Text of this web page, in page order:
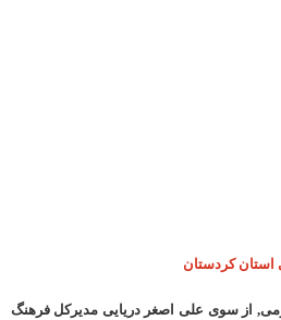
استان کردستان
و روابط عمومی, از سوی علی اصغر دریایی مدیرکل فرهنگ